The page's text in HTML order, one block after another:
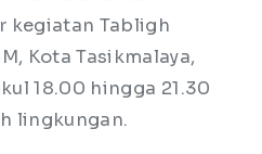
kegiatan Tabligh
Kota Tasikmalaya,
18.00 hingga 21.30
lingkungan.